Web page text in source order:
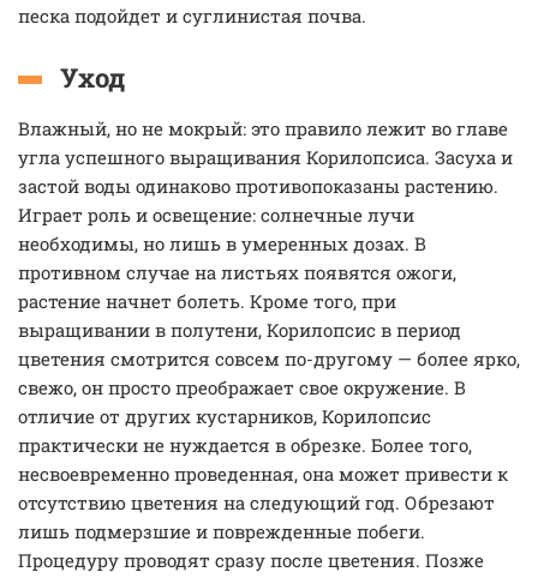
песка подойдет и суглинистая почва.
Уход
Влажный, но не мокрый: это правило лежит во главе
угла успешного выращивания Корилопсиса. Засуха и
застой воды одинаково противопоказаны растению.
Играет роль и освещение: солнечные лучи
необходимы, но лишь в умеренных дозах. В
противном случае на листьях появятся ожоги,
растение начнет болеть. Кроме того, при
выращивании в полутени, Корилопсис в период
цветения смотрится совсем по-другому — более ярко,
свежо, он просто преображает свое окружение. В
отличие от других кустарников, Корилопсис
практически не нуждается в обрезке. Более того,
несвоевременно проведенная, она может привести к
отсутствию цветения на следующий год. Обрезают
лишь подмерзшие и поврежденные побеги.
Процедуру проводят сразу после цветения. Позже